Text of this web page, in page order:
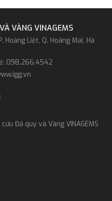
VÀNG VINAGEMS
Hoàng Liệt, Q. Hoàng Mai, Hà
098.266.4542
Đá quý và Vàng VINAGEMS